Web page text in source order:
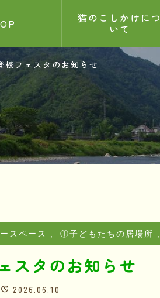
猫のこしかけにつ
いて
事
校フェスタのお知らせ
スペース ①子どもたちの居場所
スタのお知らせ
2026.06.10